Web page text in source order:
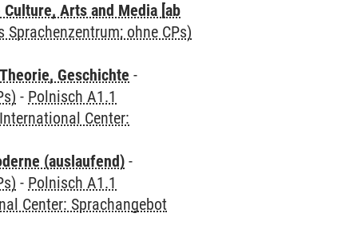
Arts and Media [ab
ohne CPs)
Geschichte -
- Polnisch A1.1
International Center:
(auslaufend) -
- Polnisch A1.1
Center: Sprachangebot